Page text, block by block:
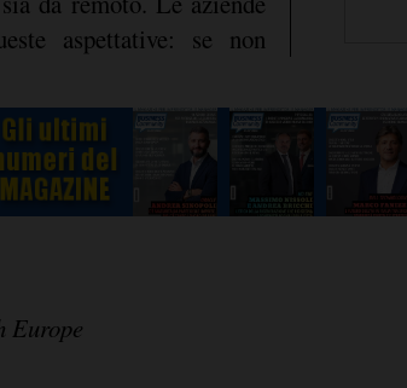
aspettative: se non
Europe